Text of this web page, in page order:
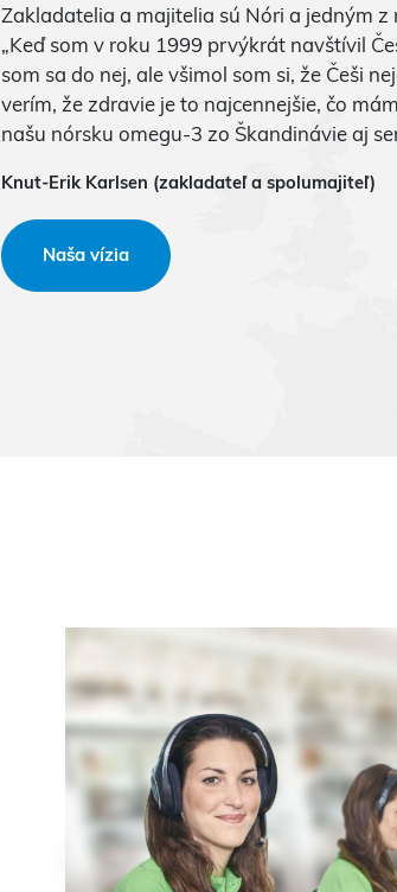
Zakladatelia a majitelia sú Nóri a jedným z
„Keď som v roku 1999 prvýkrát navštívil
som sa do nej, ale všimol som si, že Češi
verím, že zdravie je to najcennejšie, čo
našu nórsku omegu-3 zo Škandinávie aj
Knut-Erik Karlsen (zakladateľ a spolumajiteľ)
Naša vízia